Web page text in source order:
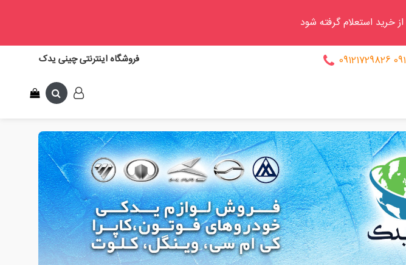
خرید استعلام گرفته شود
09121729826 فروشگاه اینترنتی چینی یدک